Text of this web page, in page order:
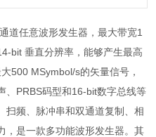
道任意波形发生器，最大带宽1
bit 垂直分辨率，能够产生最高
500 MSymbol/s的矢量信号，
、PRBS码型和16-bit数字总线等
扫频、脉冲串和双通道复制、相
，是一款多功能波形发生器。其